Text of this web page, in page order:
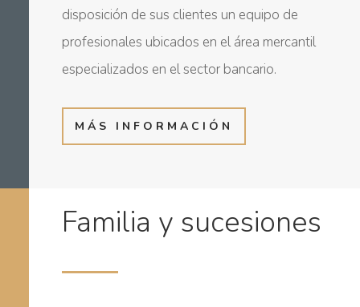
disposición de sus clientes un equipo de
profesionales ubicados en el área mercantil
especializados en el sector bancario.
MÁS INFORMACIÓN
Familia y sucesiones